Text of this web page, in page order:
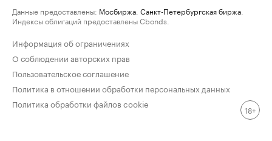
Данные предоставлены: Мосбиржа Санкт-Петербургская биржа
Индексы облигаций предоставлены Cbonds.
Информация об ограничениях
О соблюдении авторских прав
Пользовательское соглашение
Политика в отношении обработки персональных данных
Политика обработки файлов cookie
18+